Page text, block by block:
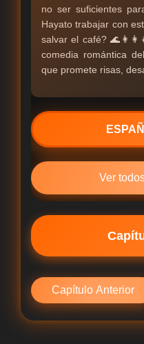
no ser suficientes
Hayato trabajar con
salvar el café?
comedia romántica
que promete risas,
Ver
Capítulo Anterior